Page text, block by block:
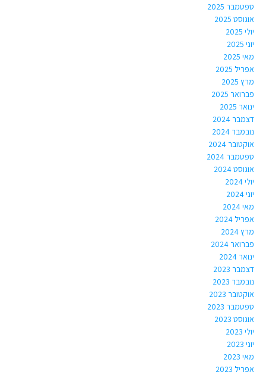
ספטמבר 2025
אוגוסט 2025
יולי 2025
יוני 2025
מאי 2025
אפריל 2025
מרץ 2025
פברואר 2025
ינואר 2025
דצמבר 2024
נובמבר 2024
אוקטובר 2024
ספטמבר 2024
אוגוסט 2024
יולי 2024
יוני 2024
מאי 2024
אפריל 2024
מרץ 2024
פברואר 2024
ינואר 2024
דצמבר 2023
נובמבר 2023
אוקטובר 2023
ספטמבר 2023
אוגוסט 2023
יולי 2023
יוני 2023
מאי 2023
אפריל 2023